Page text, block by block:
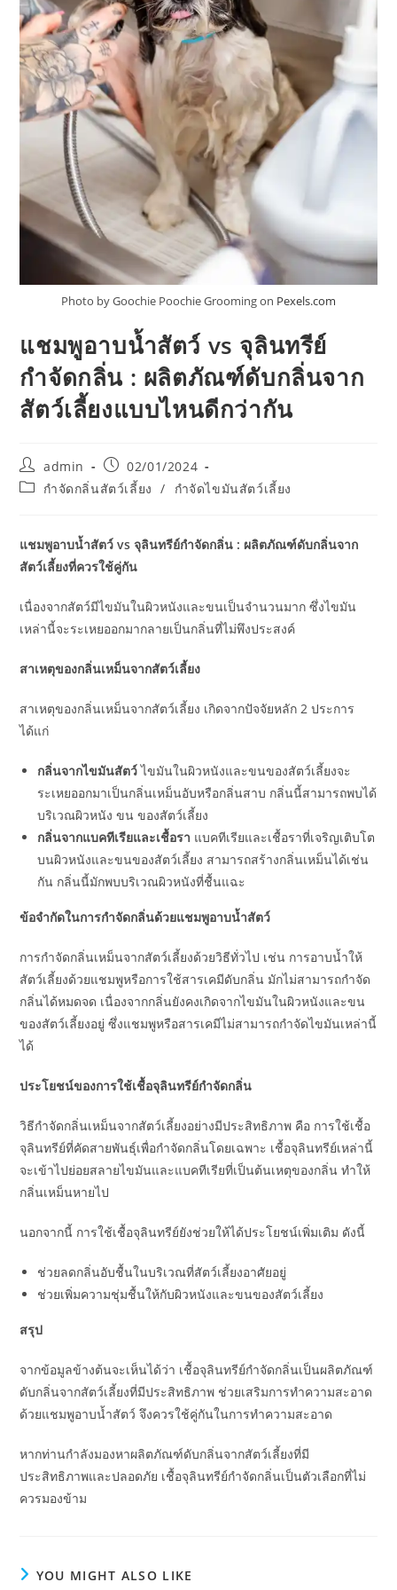
Photo by Goochie Poochie Grooming on Pexels.com
แชมพูอาบน้ำสัตว์ vs จุลินทรีย์
กำจัดกลิ่น : ผลิตภัณฑ์ดับกลิ่นจาก
สัตว์เลี้ยงแบบไหนดีกว่ากัน
Post
author:
admin
Post
published:
02/01/2024
Postกำจัดกลิ่นสัตว์เลี้ยง / กำจัดไขมันสัตว์เลี้ยง
แชมพูอาบน้ำสัตว์ vs จุลินทรีย์กำจัดกลิ่น : ผลิตภัณฑ์ดับกลิ่นจาก
สัตว์เลี้ยงที่ควรใช้คู่กัน
เนื่องจากสัตว์มีไขมันในผิวหนังและขนเป็นจำนวนมาก ซึ่งไขมัน
เหล่านี้จะระเหยออกมากลายเป็นกลิ่นที่ไม่พึงประสงค์
สาเหตุของกลิ่นเหม็นจากสัตว์เลี้ยง
สาเหตุของกลิ่นเหม็นจากสัตว์เลี้ยง เกิดจากปัจจัยหลัก 2 ประการ
ได้แก่
กลิ่นจากไขมันสัตว์ไขมันในผิวหนังและขนของสัตว์เลี้ยงจะ
ระเหยออกมาเป็นกลิ่นเหม็นอับหรือกลิ่นสาบ กลิ่นนี้สามารถพบได้
บริเวณผิวหนัง ขน ของสัตว์เลี้ยง
กลิ่นจากแบคทีเรียและเชื้อรา แบคทีเรียและเชื้อราที่เจริญเติบโต
บนผิวหนังและขนของสัตว์เลี้ยง สามารถสร้างกลิ่นเหม็นได้เช่น
กัน กลิ่นนี้มักพบบริเวณผิวหนังที่ชื้นแฉะ
ข้อจำกัดในการกำจัดกลิ่นด้วยแชมพูอาบน้ำสัตว์
การกำจัดกลิ่นเหม็นจากสัตว์เลี้ยงด้วยวิธีทั่วไป เช่น การอาบน้ำให้
สัตว์เลี้ยงด้วยแชมพูหรือการใช้สารเคมีดับกลิ่น มักไม่สามารถกำจัด
กลิ่นได้หมดจด เนื่องจากกลิ่นยังคงเกิดจากไขมันในผิวหนังและขน
ของสัตว์เลี้ยงอยู่ ซึ่งแชมพูหรือสารเคมีไม่สามารถกำจัดไขมันเหล่านี้
ได้
ประโยชน์ของการใช้เชื้อจุลินทรีย์กำจัดกลิ่น
วิธีกำจัดกลิ่นเหม็นจากสัตว์เลี้ยงอย่างมีประสิทธิภาพ คือ การใช้เชื้อ
จุลินทรีย์ที่คัดสายพันธุ์เพื่อกำจัดกลิ่นโดยเฉพาะ เชื้อจุลินทรีย์เหล่านี้
จะเข้าไปย่อยสลายไขมันและแบคทีเรียที่เป็นต้นเหตุของกลิ่น ทำให้
กลิ่นเหม็นหายไป
นอกจากนี้ การใช้เชื้อจุลินทรีย์ยังช่วยให้ได้ประโยชน์เพิ่มเติม ดังนี้
ช่วยลดกลิ่นอับชื้นในบริเวณที่สัตว์เลี้ยงอาศัยอยู่
ช่วยเพิ่มความชุ่มชื้นให้กับผิวหนังและขนของสัตว์เลี้ยง
สรุป
จากข้อมูลข้างต้นจะเห็นได้ว่า เชื้อจุลินทรีย์กำจัดกลิ่นเป็นผลิตภัณฑ์
ดับกลิ่นจากสัตว์เลี้ยงที่มีประสิทธิภาพ ช่วยเสริมการทำความสะอาด
ด้วยแชมพูอาบน้ำสัตว์ จึงควรใช้คู่กันในการทำความสะอาด
หากท่านกำลังมองหาผลิตภัณฑ์ดับกลิ่นจากสัตว์เลี้ยงที่มี
ประสิทธิภาพและปลอดภัย เชื้อจุลินทรีย์กำจัดกลิ่นเป็นตัวเลือกที่ไม่
ควรมองข้าม
YOU MIGHT ALSO LIKE